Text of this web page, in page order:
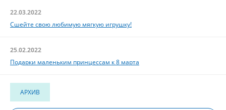
22.03.2022
Сшейте свою любимую мягкую игрушку!
25.02.2022
Подарки маленьким принцессам к 8 марта
АРХИВ